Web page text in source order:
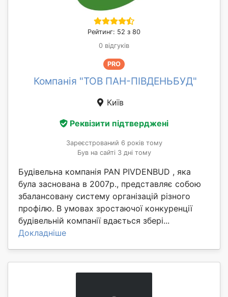
Рейтинг: 52 з 80
0 відгуків
PRO
Компанія "ТОВ ПАН-ПІВДЕНЬБУД"
Київ
Реквізити підтверджені
Зареєстрований 6 років тому
Був на сайті 3 дні тому
Будівельна компанія PAN PIVDENBUD , яка
була заснована в 2007р., представляє собою
збалансовану систему організацій різного
профілю. В умовах зростаючої конкуренції
будівельній компанії вдається збері...
Докладніше